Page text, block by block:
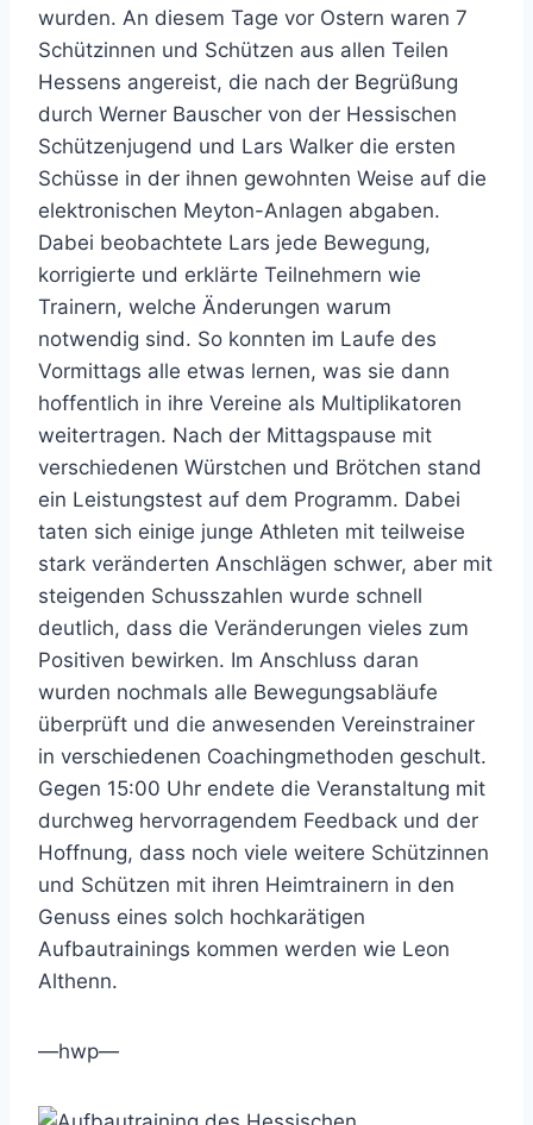
wurden. An diesem Tage vor Ostern waren 7
Schützinnen und Schützen aus allen Teilen
Hessens angereist, die nach der Begrüßung
durch Werner Bauscher von der Hessischen
Schützenjugend und Lars Walker die ersten
Schüsse in der ihnen gewohnten Weise auf die
elektronischen Meyton-Anlagen abgaben.
Dabei beobachtete Lars jede Bewegung,
korrigierte und erklärte Teilnehmern wie
Trainern, welche Änderungen warum
notwendig sind. So konnten im Laufe des
Vormittags alle etwas lernen, was sie dann
hoffentlich in ihre Vereine als Multiplikatoren
weitertragen. Nach der Mittagspause mit
verschiedenen Würstchen und Brötchen stand
ein Leistungstest auf dem Programm. Dabei
taten sich einige junge Athleten mit teilweise
stark veränderten Anschlägen schwer, aber mit
steigenden Schusszahlen wurde schnell
deutlich, dass die Veränderungen vieles zum
Positiven bewirken. Im Anschluss daran
wurden nochmals alle Bewegungsabläufe
überprüft und die anwesenden Vereinstrainer
in verschiedenen Coachingmethoden geschult.
Gegen 15:00 Uhr endete die Veranstaltung mit
durchweg hervorragendem Feedback und der
Hoffnung, dass noch viele weitere Schützinnen
und Schützen mit ihren Heimtrainern in den
Genuss eines solch hochkarätigen
Aufbautrainings kommen werden wie Leon
Althenn.
—hwp—